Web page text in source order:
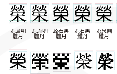
源流明
體月
源流明
體丹
源石黑
體月
源石黑
體丹
源泉圓
體月